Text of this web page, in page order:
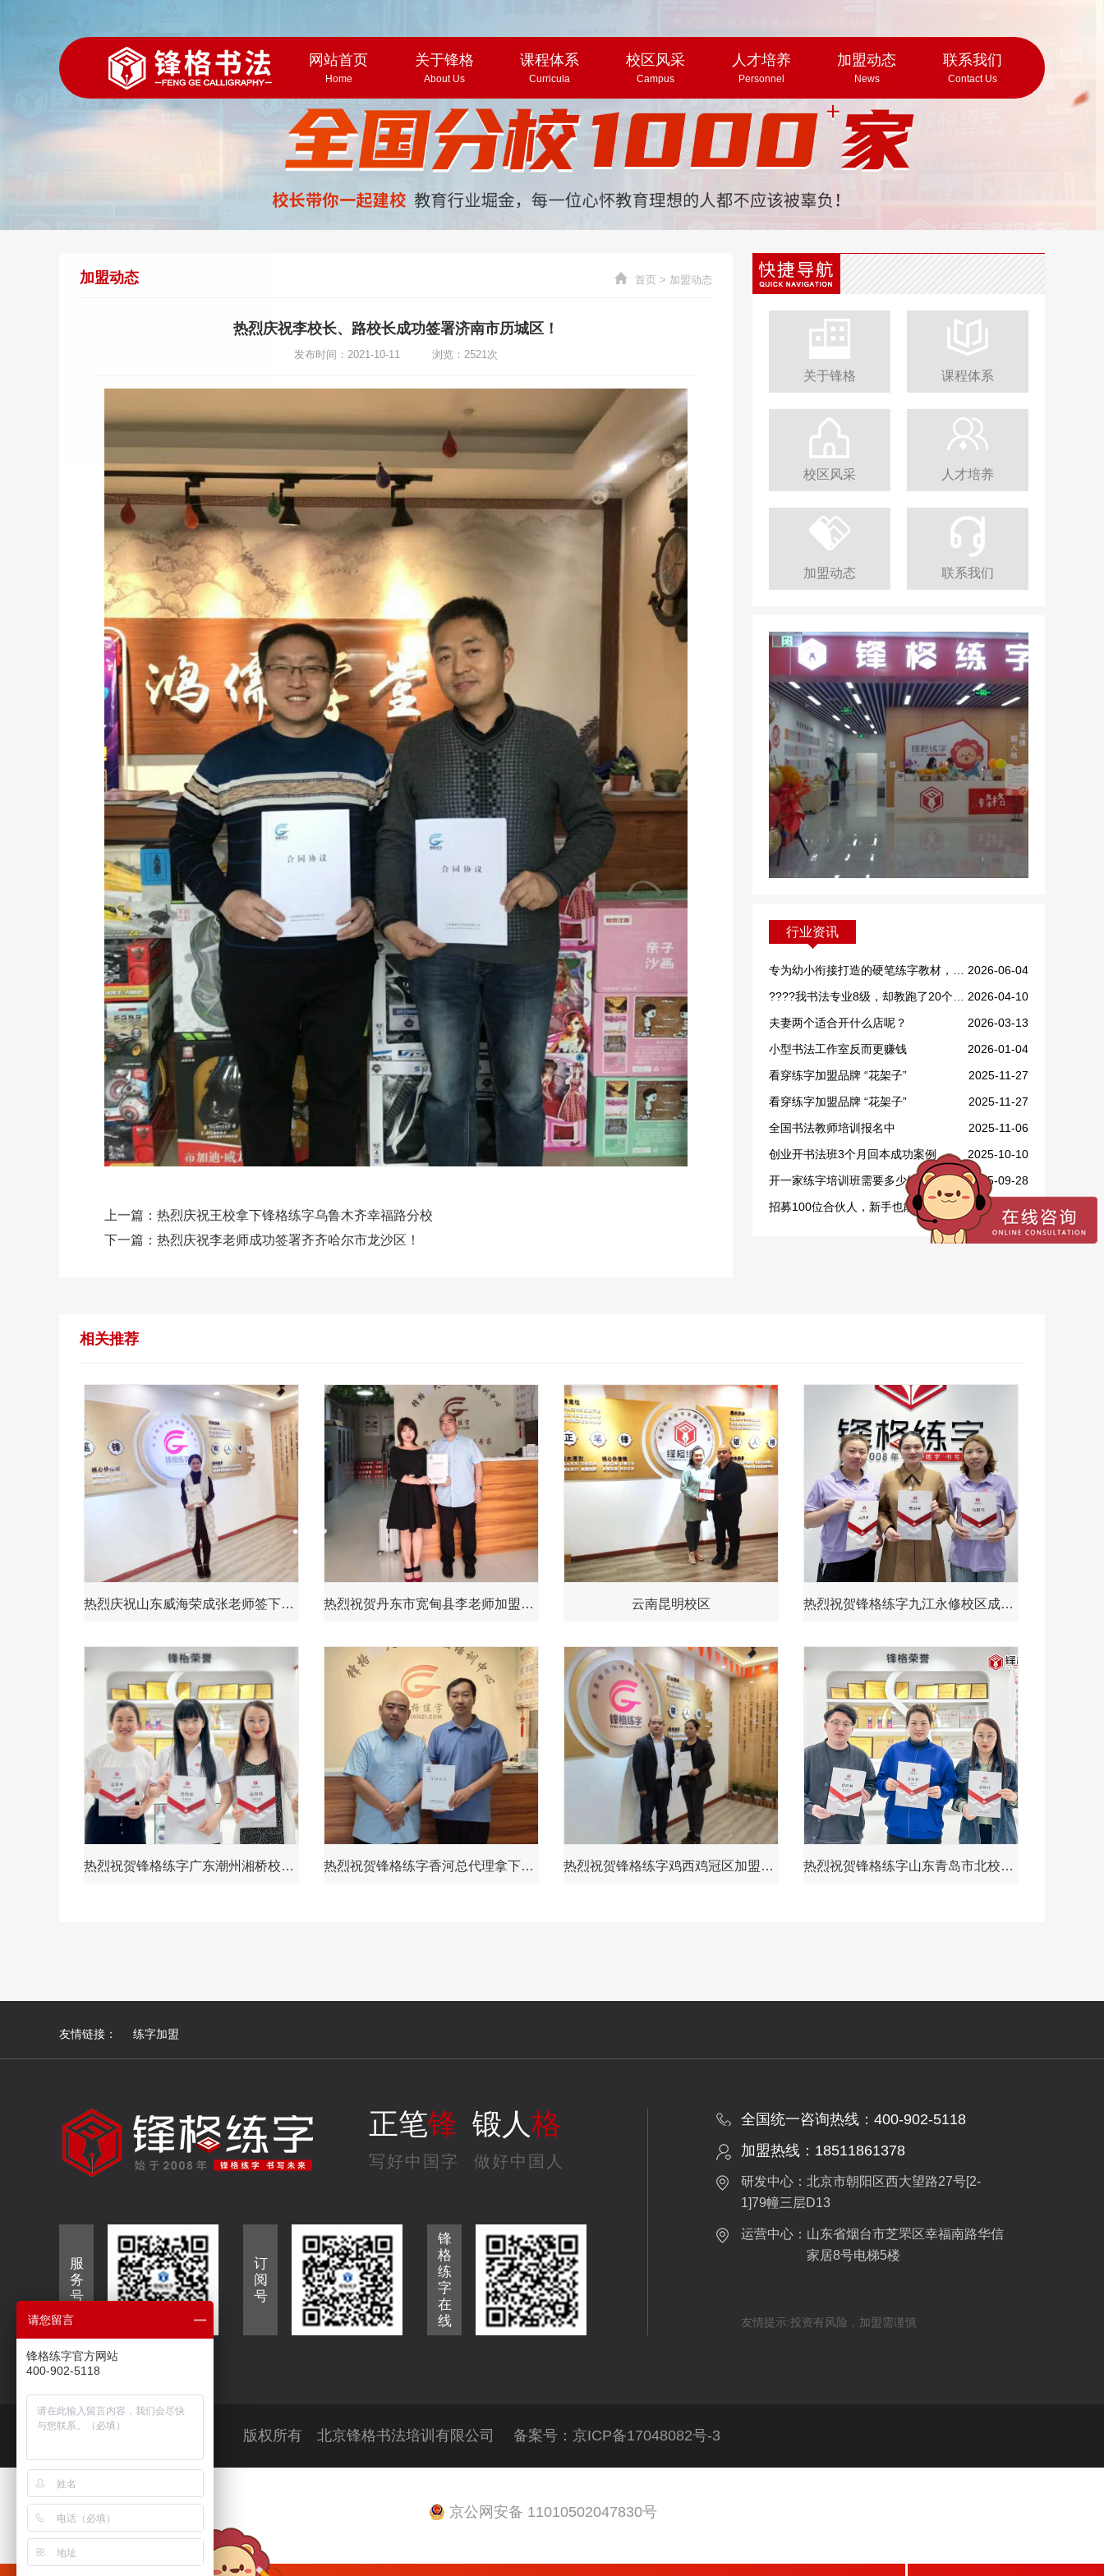
网站首页
Home
关于锋格
About Us
课程体系
Curricula
校区风采
Campus
人才培养
Personnel
加盟动态
News
联系我们
Contact Us
关于锋格 课程体系
校区风采 人才培养
加盟动态 联系我们
行业资讯
专为幼小衔接打造的硬笔练字教材，重磅上线！ 2026-06-04
????我书法专业8级，却教跑了20个学生！ 2026-04-10
夫妻两个适合开什么店呢？
2026-03-13
小型书法工作室反而更赚钱
2026-01-04
看穿练字加盟品牌 “花架子”
2025-11-27
看穿练字加盟品牌 “花架子”
2025-11-27
全国书法教师培训报名中
2025-11-06
创业开书法班3个月回本成功案例
2025-10-10
开一家练字培训班需要多少钱？
2025-09-28
招募100位合伙人，新手也能做！
2025-09-16
加盟动态 首页 > 加盟动态
热烈庆祝李校长、路校长成功签署济南市历城区！
发布时间：2021-10-11 浏览：2521次
上一篇： 热烈庆祝王校拿下锋格练字乌鲁木齐幸福路分校
下一篇： 热烈庆祝李老师成功签署齐齐哈尔市龙沙区！
相关推荐
热烈庆祝山东威海荣成张老师签下荣成锋格练字区域总代！ 热烈祝贺丹东市宽甸县李老师加盟锋格练字大家庭 云南昆明校区 热烈祝贺锋格练字九江永修校区成立！
热烈祝贺锋格练字广东潮州湘桥校区成立！ 热烈祝贺锋格练字香河总代理拿下大厂总代理 热烈祝贺锋格练字鸡西鸡冠区加盟分校成立 热烈祝贺锋格练字山东青岛市北校区成立！
友情链接： 练字加盟
正笔锋 锻人格
写好中国字 做好中国人
服
务
号
订
阅
号
锋
格
练
字
在
线
全国统一咨询热线：400-902-5118
加盟热线：18511861378
研发中心：北京市朝阳区西大望路27号[2-
1]79幢三层D13
运营中心： 山东省烟台市芝罘区幸福南路华信
家居8号电梯5楼
友情提示:投资有风险，加盟需谨慎
版权所有 北京锋格书法培训有限公司 备案号： 京ICP备17048082号-3
京公网安备 11010502047830号
请您留言
锋格练字官方网站
400-902-5118